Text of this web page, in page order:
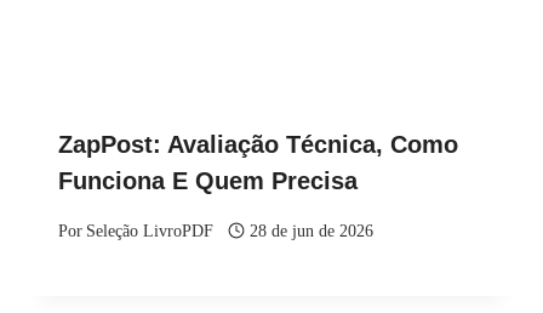
ZapPost: Avaliação Técnica, Como
Funciona E Quem Precisa
Por Seleção LivroPDF 28 de jun de 2026